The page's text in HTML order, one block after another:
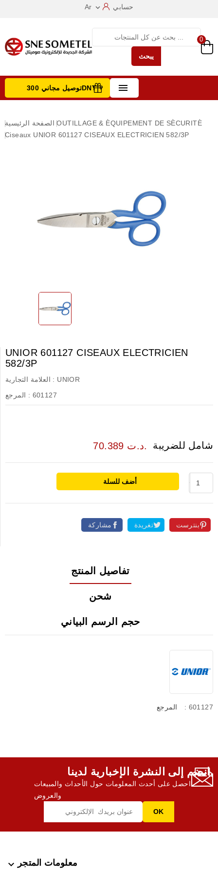
Ar  حسابي
يبحث
0
 توصيل مجاني 300DNT +
الصفحة الرئيسية OUTILLAGE & ÈQUIPEMENT DE SÈCURITÈ
Ciseaux UNIOR 601127 CISEAUX ELECTRICIEN 582/3P
UNIOR 601127 CISEAUX ELECTRICIEN
582/3P
العلامة التجارية : UNIOR
المرجع : 601127
70.389 د.ت. شامل للضريبة
أضف للسلة
مشاركة تغريدة بنترست
تفاصيل المنتج
شحن
حجم الرسم البياني
المرجع : 601127
انضم إلى النشرة الإخبارية لدينا,
احصل على أحدث المعلومات حول الأحداث والمبيعات
والعروض
معلومات المتجر 